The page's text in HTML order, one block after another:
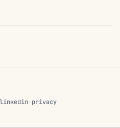
linkedin ·privacy